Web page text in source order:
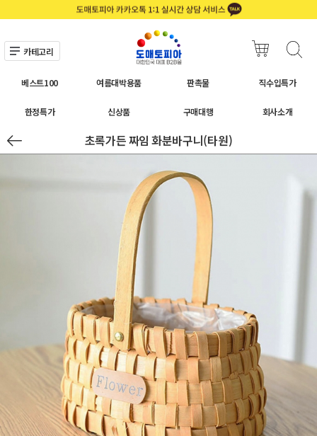
카테고리
베스트100 여름대박용품 판촉물 직수입특가
한정특가 신상품 구매대행 회사소개
초록가든 짜임 화분바구니(타원)